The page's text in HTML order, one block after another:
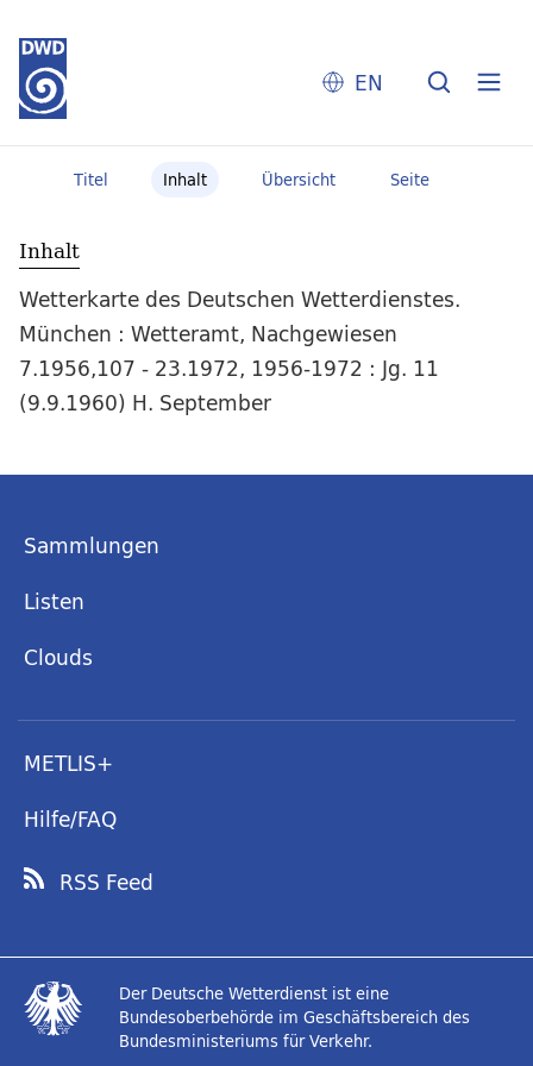
EN
Titel Inhalt Übersicht Seite
Inhalt
Wetterkarte des Deutschen Wetterdienstes.
München : Wetteramt, Nachgewiesen
7.1956,107 - 23.1972, 1956-1972 : Jg. 11
(9.9.1960) H. September
Sammlungen
Listen
Clouds
METLIS+
Hilfe/FAQ
RSS Feed
Der Deutsche Wetterdienst ist eine
Bundesoberbehörde im Geschäftsbereich des
Bundesministeriums für Verkehr.